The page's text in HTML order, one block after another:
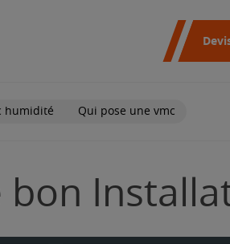
humidité Qui pose une vmc
bon